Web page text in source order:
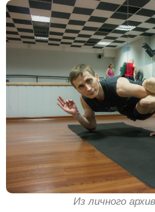
Из личного